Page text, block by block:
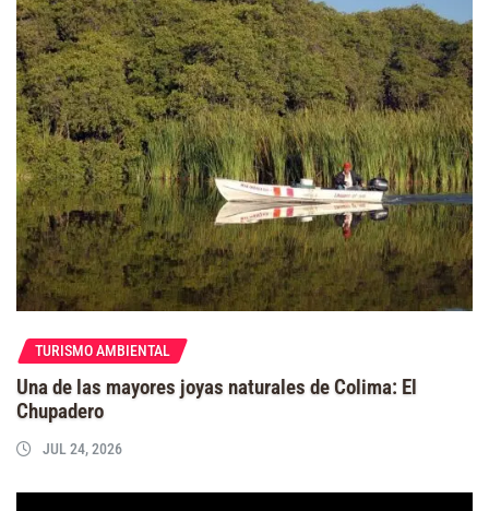
TURISMO AMBIENTAL
Una de las mayores joyas naturales de Colima: El
Chupadero
JUL 24, 2026